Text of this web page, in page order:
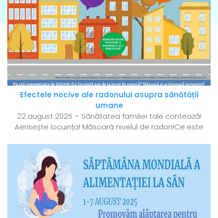
Efectele nocive ale radonului asupra sănătății
umane
22 august 2025 – Sănătatea familiei tale contează!
Aerisește locuința! Măsoară nivelul de radon!Ce este